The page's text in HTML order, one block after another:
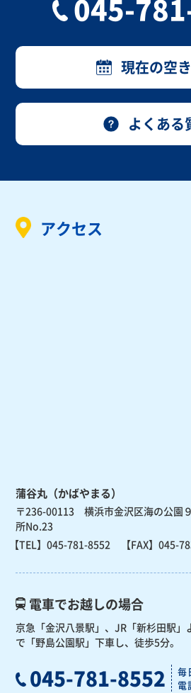
045-
現在の空
よくある
アクセス
蒲谷丸（かばやまる）
〒236-00113 横浜市金沢区海の公園
所No.23
【TEL】045-781-8552 【FAX】045-
電車でお越しの場合
京急「金沢八景駅」、JR「新杉田駅」
で「野島公園駅」下車し、徒歩5分。
045-781-8552
毎
電